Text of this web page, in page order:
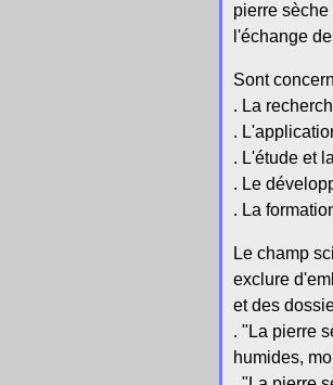
pierre
l'échange
Sont
. La
.
. L'étude et
. Le
. La
Le champ
exclure
et des
. "La pierre
humides,